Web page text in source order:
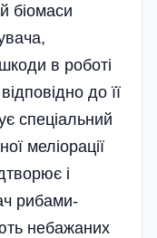
біомаси
в роботі
до її
спеціальний
меліорації
і
рибами-
небажаних